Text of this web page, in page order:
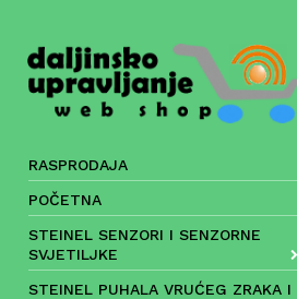
RASPRODAJA
POČETNA
STEINEL SENZORI I SENZORNE
SVJETILJKE
STEINEL PUHALA VRUĆEG ZRAKA I